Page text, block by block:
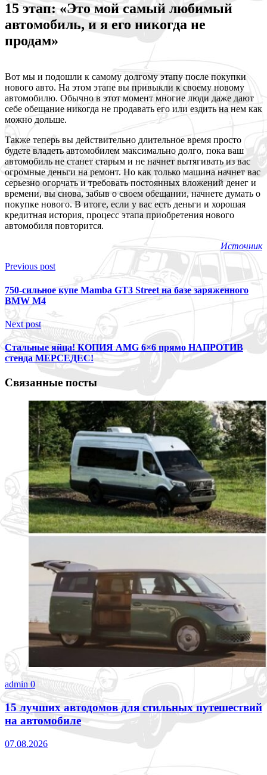
15 этап: «Это мой самый любимый
автомобиль, и я его никогда не
продам»
Вот мы и подошли к самому долгому этапу после покупки
нового авто. На этом этапе вы привыкли к своему новому
автомобилю. Обычно в этот момент многие люди даже дают
себе обещание никогда не продавать его или ездить на нем как
можно дольше.
Также теперь вы действительно длительное время просто
будете владеть автомобилем максимально долго, пока ваш
автомобиль не станет старым и не начнет вытягивать из вас
огромные деньги на ремонт. Но как только машина начнет вас
серьезно огорчать и требовать постоянных вложений денег и
времени, вы снова, забыв о своем обещании, начнете думать о
покупке нового. В итоге, если у вас есть деньги и хорошая
кредитная история, процесс этапа приобретения нового
автомобиля повторится.
Источник
Previous post
750-сильное купе Mamba GT3 Street на базе заряженного
BMW M4
Next post
Стальные яйца! КОПИЯ AMG 6×6 прямо НАПРОТИВ
стенда МЕРСЕДЕС!
Связанные посты
admin 0
15 лучших автодомов для стильных путешествий
на автомобиле
07.08.2026